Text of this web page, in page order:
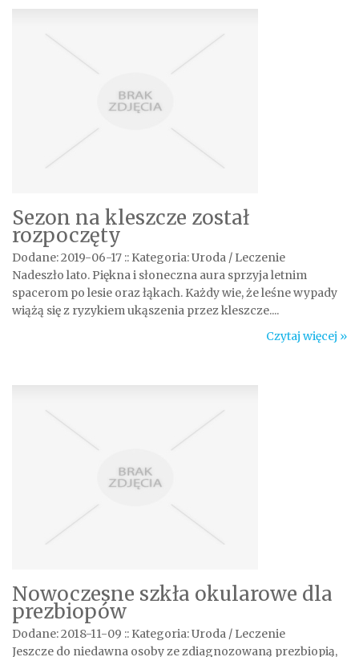
Sezon na kleszcze został
rozpoczęty
Dodane: 2019-06-17 :: Kategoria: Uroda / Leczenie
Nadeszło lato. Piękna i słoneczna aura sprzyja letnim
spacerom po lesie oraz łąkach. Każdy wie, że leśne wypady
wiążą się z ryzykiem ukąszenia przez kleszcze....
Czytaj więcej »
Nowoczesne szkła okularowe dla
prezbiopów
Dodane: 2018-11-09 :: Kategoria: Uroda / Leczenie
Jeszcze do niedawna osoby ze zdiagnozowaną prezbiopią,